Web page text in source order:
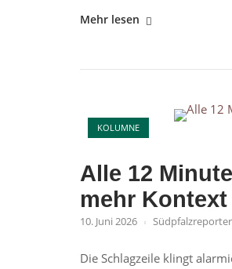
"Vom
Rennstrecke
der
Mehr lesen
KOLUMNE
Open post
Alle 12
mehr
10. Juni 2026 Südpfalzreporter
Die Schlagzeile klingt